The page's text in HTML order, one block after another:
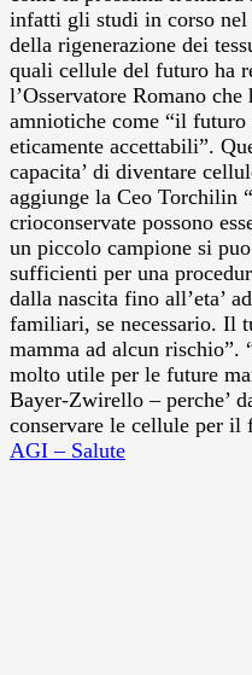
infatti gli studi in corso nel
della rigenerazione dei
quali cellule del futuro ha
l’Osservatore Romano
amniotiche come “il
eticamente accettabili”.
capacita’ di diventare
aggiunge la Ceo Torchilin
crioconservate possono
un piccolo campione si
sufficienti per una
dalla nascita fino all’eta’
familiari, se necessario. Il
mamma ad alcun rischio”.
molto utile per le future
Bayer-Zwirello – perche’
conservare le cellule per il
AGI – Salute